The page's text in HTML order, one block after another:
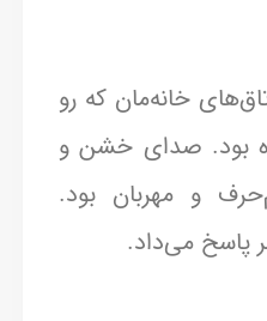
خانه‌مان که رو
بود. صدای خشن و
و مهربان بود.
پاسخ می‌داد.